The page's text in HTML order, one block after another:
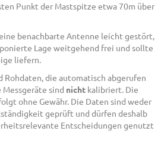
Punkt der Mastspitze etwa 70m über
benachbarte Antenne leicht gestört,
Lage weitgehend frei und sollte
liefern.
die automatisch abgerufen
sind nicht kalibriert. Die
ohne Gewähr. Die Daten sind weder
geprüft und dürfen deshalb
Entscheidungen genutzt